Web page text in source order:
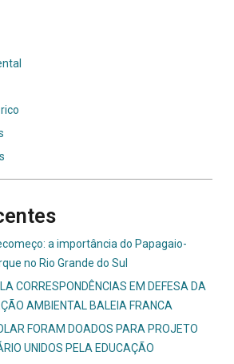
a importância do Papagaio-
no Rio Grande do Sul
CORRESPONDÊNCIAS EM DEFESA DA
AMBIENTAL BALEIA FRANCA
FORAM DOADOS PARA PROJETO
UNIDOS PELA EDUCAÇÃO